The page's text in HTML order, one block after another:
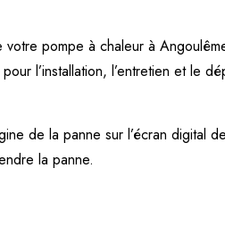
pompe à chaleur à
l’installation, l’entretien et le
de la panne sur l’écran digital
la panne.